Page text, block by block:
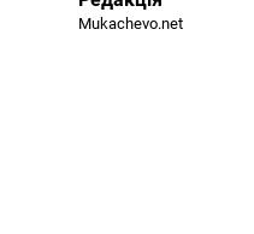
Mukachevo.net